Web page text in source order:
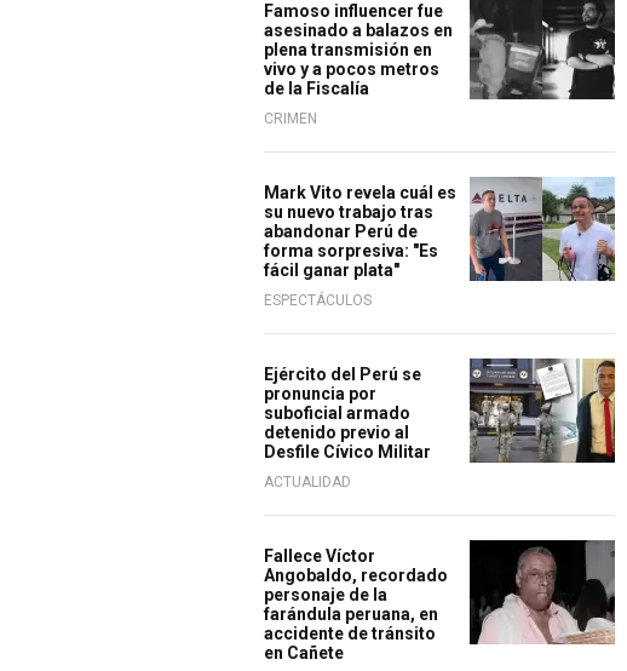
Famoso influencer fue
asesinado a balazos en
plena transmisión en
vivo y a pocos metros
de la Fiscalía
CRIMEN
Mark Vito revela cuál es
su nuevo trabajo tras
abandonar Perú de
forma sorpresiva: "Es
fácil ganar plata"
ESPECTÁCULOS
Ejército del Perú se
pronuncia por
suboficial armado
detenido previo al
Desfile Cívico Militar
ACTUALIDAD
Fallece Víctor
Angobaldo, recordado
personaje de la
farándula peruana, en
accidente de tránsito
en Cañete